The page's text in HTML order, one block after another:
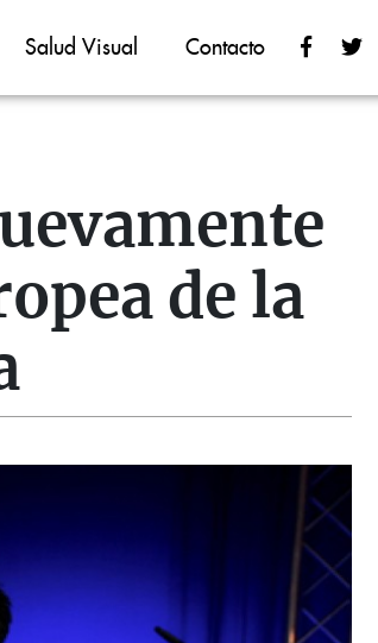
Salud Visual Contacto
de la